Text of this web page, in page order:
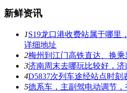
新鲜资讯
1S19龙口港收费站属于哪里
详细地址
2梅州到江门高铁直达、换乘
3济南周末去哪玩比较好，
4D5837次列车途经站点时刻
5德系车，主副驾电动调节